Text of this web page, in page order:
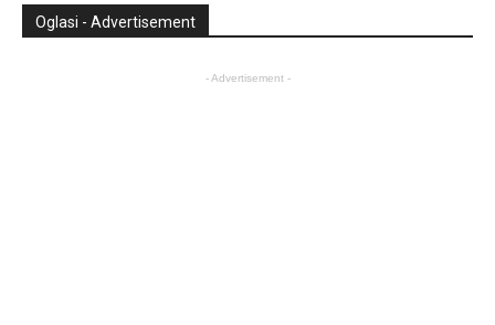
Oglasi - Advertisement
- Advertisement -